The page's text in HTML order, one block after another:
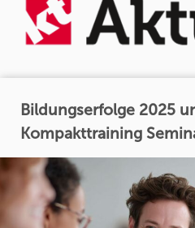
Bildungserfolge 2025
Kompakttraining